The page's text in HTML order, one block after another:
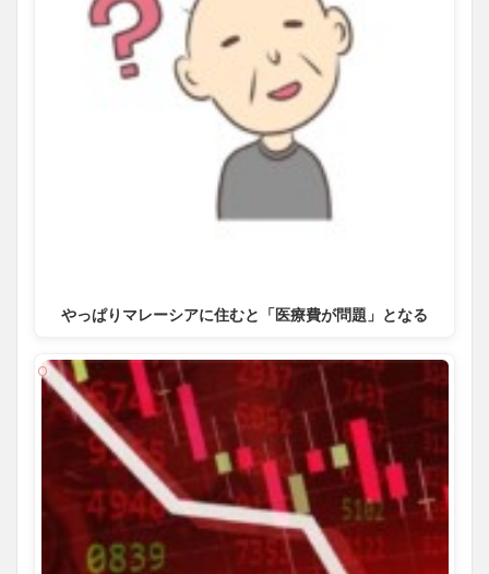
やっぱりマレーシアに住むと「医療費が問題」となる